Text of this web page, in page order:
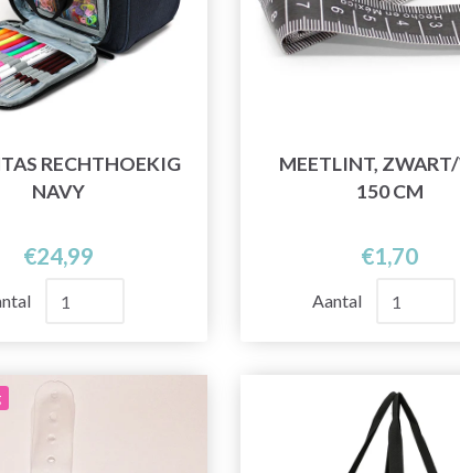
RECHTHOEKIG
NAVY
€24,99
MEETLINT,
150 CM
€1,70
Aantal